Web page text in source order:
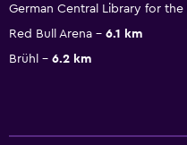
German Central Library for the
Red Bull Arena
6.1 km
Brühl
6.2 km